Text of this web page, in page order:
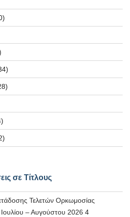
σε Τίτλους
Τελετών Ορκωμοσίας
– Αυγούστου 2026 4